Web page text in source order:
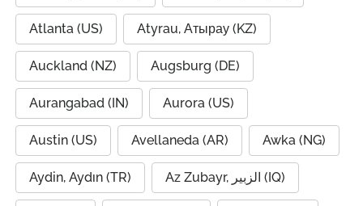
Atlanta (US) Atyrau, Атырау (KZ)
Auckland (NZ) Augsburg (DE)
Aurangabad (IN) Aurora (US)
Austin (US) Avellaneda (AR) Awka (NG)
Aydin, Aydın (TR) Az Zubayr, الزبير (IQ)